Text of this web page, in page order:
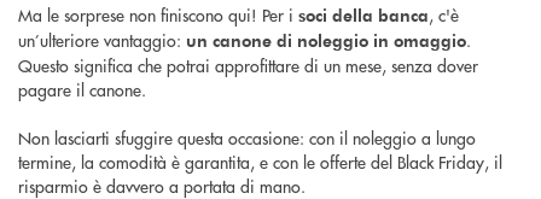
Ma le sorprese non finiscono qui! Per i soci della banca, c'è
un’ulteriore vantaggio: un canone di noleggio in omaggio.
Questo significa che potrai approfittare di un mese, senza dover
pagare il canone.
Non lasciarti sfuggire questa occasione: con il noleggio a lungo
termine, la comodità è garantita, e con le offerte del Black Friday, il
risparmio è davvero a portata di mano.